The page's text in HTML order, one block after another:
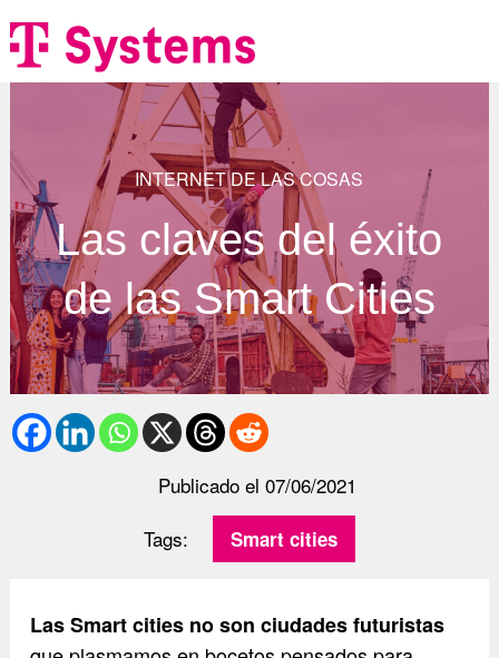
INTERNET DE LAS COSAS
Las claves del éxito
de las Smart Cities
Publicado el07/06/2021
Tags:
Smart cities
Las Smart cities no son ciudades futuristas